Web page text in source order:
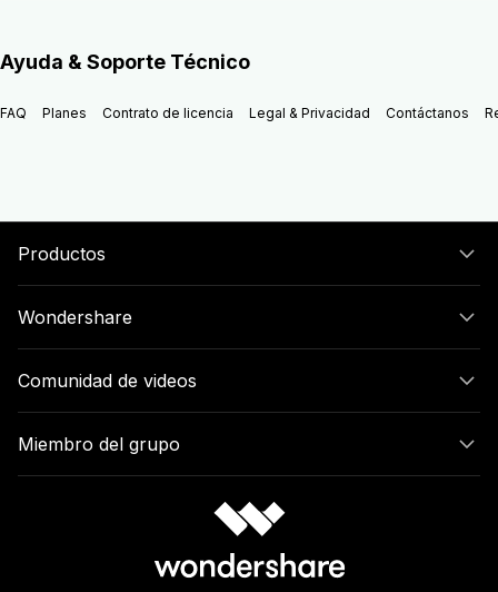
Ayuda & Soporte Técnico
FAQ Planes Contrato de licencia Legal & Privacidad Contáctanos
Productos
Wondershare
Comunidad de videos
Miembro del grupo